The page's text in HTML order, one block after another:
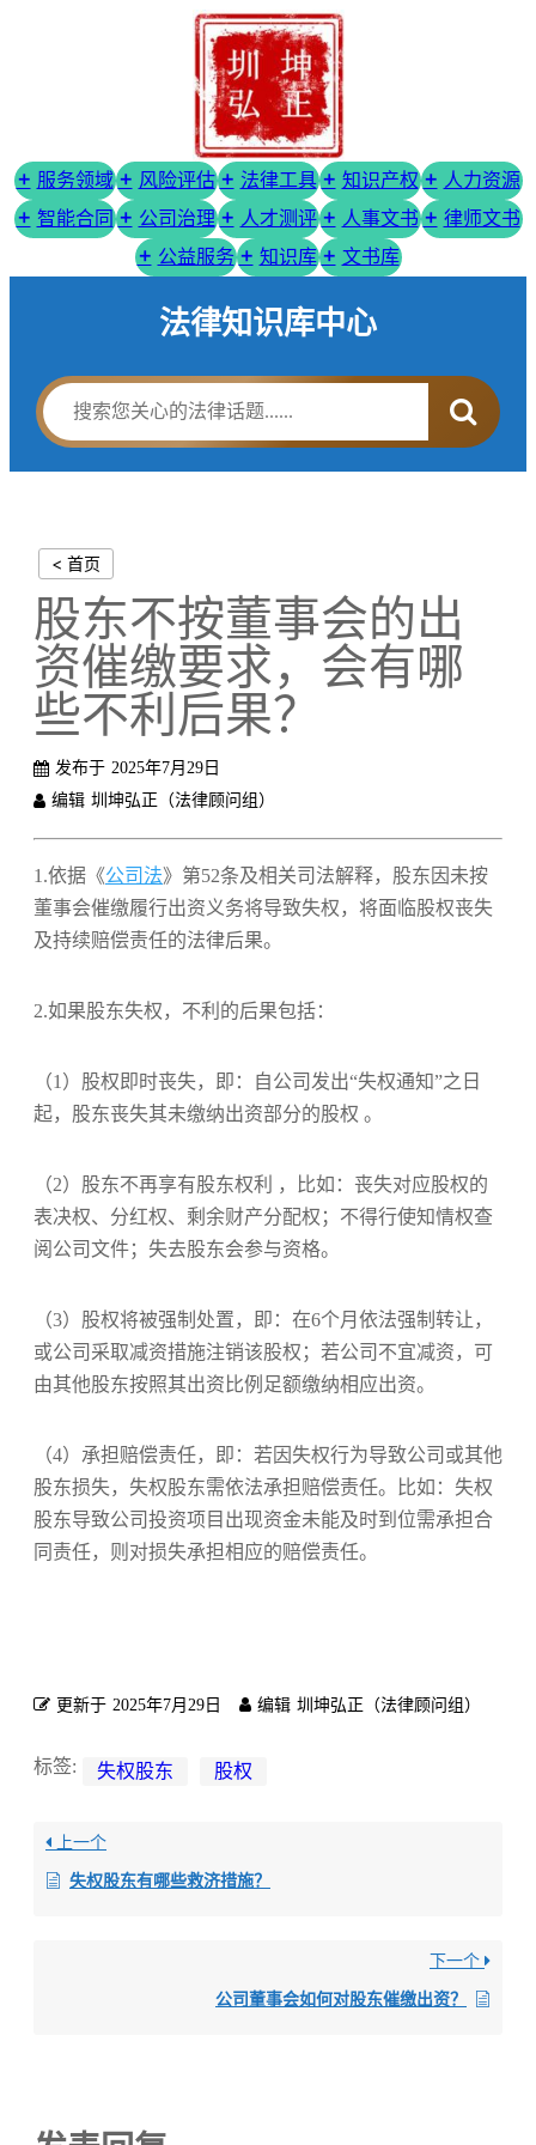
服务领域 风险评估 法律工具 知识产权
人力资源
智能合同
公司治理 人才测评 人事文书
律师文书
公益服务
知识库 文书库
法律知识库中心
< 首页
股东不按董事会的出
资催缴要求，会有哪
些不利后果？
发布于 2025年7月29日
编辑 圳坤弘正（法律顾问组）
1.依据《公司法》第52条及相关司法解释，股东因未按
董事会催缴履行出资义务将导致失权，将面临股权丧失
及持续赔偿责任的法律后果。
2.如果股东失权，不利的后果包括：
（1） 股权即时丧失，即：
自公司发出“失权通知”之日
起，股东丧失其未缴纳出资部分的股权 。
（2）股东不再享有股东权利 ，比如： 丧失对应股权的
表决权、分红权、剩余财产分配权； 不得行使知情权查
阅公司文件； 失去股东会参与资格。
（3） 股权将被强制处置，即： 在6个月依法强制 转让，
或公司采取减资措施注销该股权； 若公司不宜减资，可
由其他股东按照其出资比例足额缴纳相应出资。
（4）承担赔偿责任，即：若因失权行为导致公司或其他
股东损失，失权股东需依法承担赔偿责任。比如：失权
股东导致公司投资项目出现资金未能及时到位需承担合
同责任，则对损失承担相应的赔偿责任。
更新于 2025年7月29日 编辑 圳坤弘正（法律顾问组）
标签: 失权股东 股权
上一个
失权股东有哪些救济措施？
下一个
公司董事会如何对股东催缴出资？